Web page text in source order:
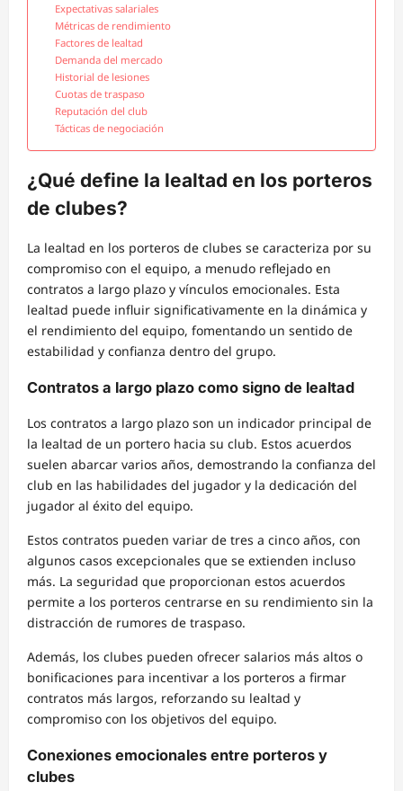
Expectativas salariales
Métricas de rendimiento
Factores de lealtad
Demanda del mercado
Historial de lesiones
Cuotas de traspaso
Reputación del club
Tácticas de negociación
¿Qué define la lealtad en los porteros
de clubes?
La lealtad en los porteros de clubes se caracteriza por su
compromiso con el equipo, a menudo reflejado en
contratos a largo plazo y vínculos emocionales. Esta
lealtad puede influir significativamente en la dinámica y
el rendimiento del equipo, fomentando un sentido de
estabilidad y confianza dentro del grupo.
Contratos a largo plazo como signo de lealtad
Los contratos a largo plazo son un indicador principal de
la lealtad de un portero hacia su club. Estos acuerdos
suelen abarcar varios años, demostrando la confianza del
club en las habilidades del jugador y la dedicación del
jugador al éxito del equipo.
Estos contratos pueden variar de tres a cinco años, con
algunos casos excepcionales que se extienden incluso
más. La seguridad que proporcionan estos acuerdos
permite a los porteros centrarse en su rendimiento sin la
distracción de rumores de traspaso.
Además, los clubes pueden ofrecer salarios más altos o
bonificaciones para incentivar a los porteros a firmar
contratos más largos, reforzando su lealtad y
compromiso con los objetivos del equipo.
Conexiones emocionales entre porteros y
clubes